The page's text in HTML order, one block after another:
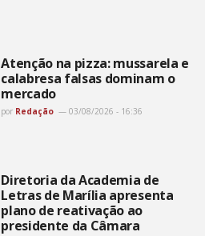
Atenção na pizza: mussarela e
calabresa falsas dominam o
mercado
por Redação 03/08/2026 - 16:36
Diretoria da Academia de
Letras de Marília apresenta
plano de reativação ao
presidente da Câmara